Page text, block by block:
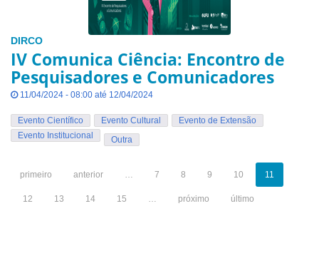
DIRCO
IV Comunica Ciência: Encontro de
Pesquisadores e Comunicadores
11/04/2024 - 08:00 até 12/04/2024
Evento Científico Evento Cultural
Evento de Extensão
Evento Institucional
Outra
primeiro anterior … 7 8 9 10 11
12 13 14 15 … próximo último